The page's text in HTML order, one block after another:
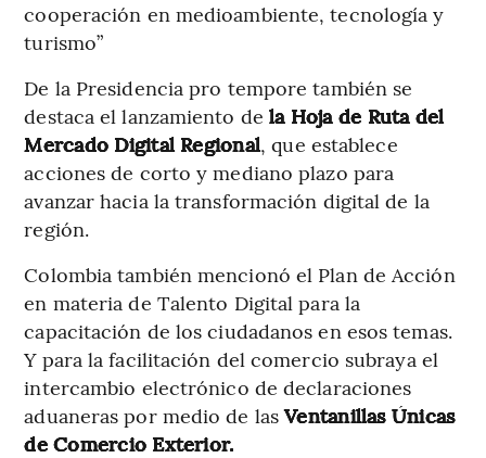
cooperación en medioambiente, tecnología y
turismo”
De la Presidencia pro tempore también se
destaca el lanzamiento de la Hoja de Ruta del
Mercado Digital Regional, que establece
acciones de corto y mediano plazo para
avanzar hacia la transformación digital de la
región.
Colombia también mencionó el Plan de Acción
en materia de Talento Digital para la
capacitación de los ciudadanos en esos temas.
Y para la facilitación del comercio subraya el
intercambio electrónico de declaraciones
aduaneras por medio de lasVentanillas Únicas
de Comercio Exterior.